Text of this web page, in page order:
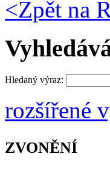
<Zpět na
Hledaný výraz:
rozšířené
ZVONĚNÍ